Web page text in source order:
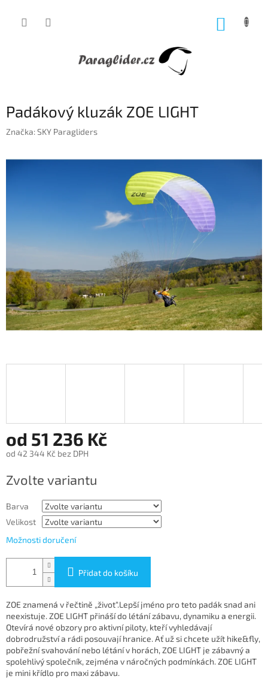
obsah
Padákový kluzák ZOE LIGHT
Značka:SKY Paragliders
od 51 236 Kč
od 42 344 Kč bez DPH
cena:
Zvolte variantu
Barva
Velikost
Možnosti doručení
Přidat do košíku
ZOE znamená v řečtině „život“.Lepší jméno pro teto padák snad ani
neexistuje. ZOE LIGHT přináší do létání zábavu, dynamiku a energii.
Otevírá nové obzory pro aktivní piloty, kteří vyhledávají
dobrodružství a rádi posouvají hranice. Ať už si chcete užít hike&fly,
pobřežní svahování nebo létání v horách, ZOE LIGHT je zábavný a
spolehlivý společník, zejména v náročných podmínkách. ZOE LIGHT
je mini křídlo pro maxi zábavu.